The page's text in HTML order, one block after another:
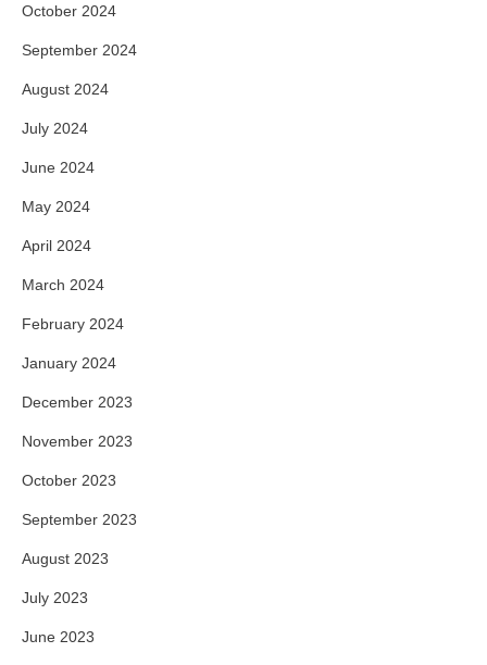
October 2024
September 2024
August 2024
July 2024
June 2024
May 2024
April 2024
March 2024
February 2024
January 2024
December 2023
November 2023
October 2023
September 2023
August 2023
July 2023
June 2023